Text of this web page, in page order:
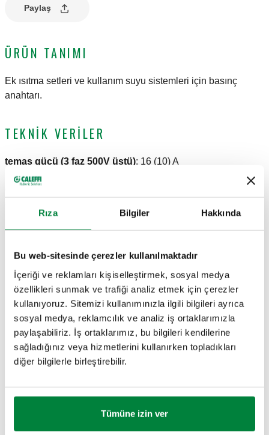
Rıza Bilgiler Hakkında
Bu web-sitesinde çerezler kullanılmaktadır
İçeriği ve reklamları kişiselleştirmek, sosyal medya
özellikleri sunmak ve trafiği analiz etmek için çerezler
kullanıyoruz. Sitemizi kullanımınızla ilgili bilgileri ayrıca
sosyal medya, reklamcılık ve analiz iş ortaklarımızla
paylaşabiliriz. İş ortaklarımız, bu bilgileri kendilerine
sağladığınız veya hizmetlerini kullanırken topladıkları
diğer bilgilerle birleştirebilir.
Tümüne izin ver
Paylaş
ÜRÜN TANIMI
Ek ısıtma setleri ve kullanım suyu sistemleri için basınç
anahtarı.
TEKNIK VERILER
temas gücü (3 faz 500V üstü): 16 (10) A
Koruma sınıfı
SERTIFIKASYONLAR
ÇIZIMLER VE TEKNIK ÖZELLIKLER
Parça
228-1) D